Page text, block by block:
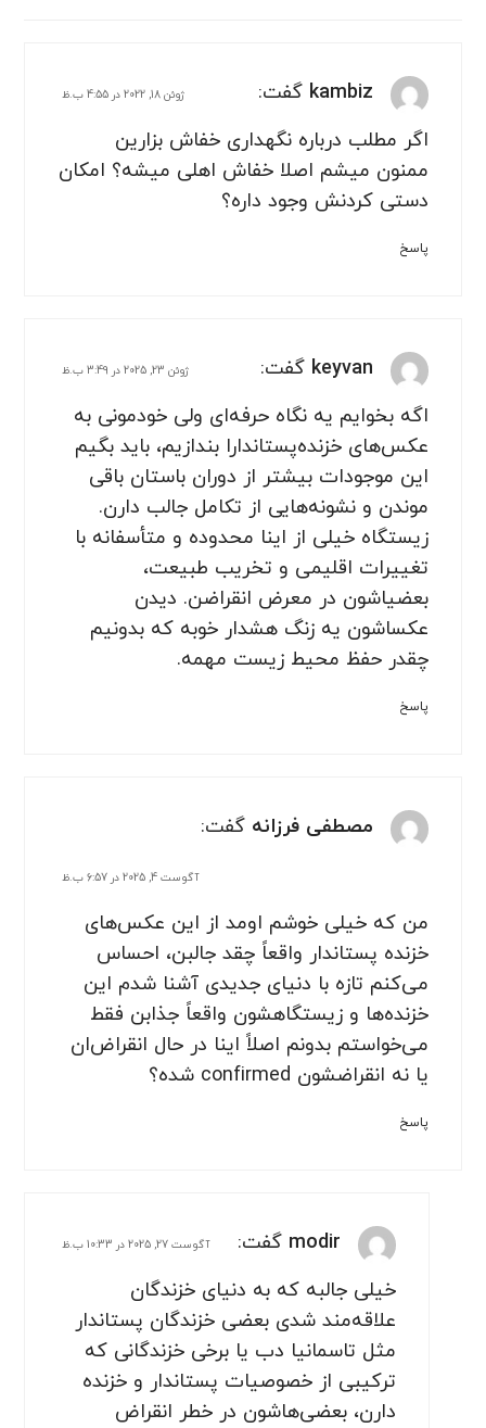
kambiz گفت: ژوئن 18, 2022 در 4:55 ب.ظ
اگر مطلب درباره نگهداری خفاش بزارین
ممنون میشم اصلا خفاش اهلی میشه؟ امکان
دستی کردنش وجود داره؟
پاسخ
keyvan گفت: ژوئن 23, 2025 در 3:49 ب.ظ
اگه بخوایم یه نگاه حرفه‌ای ولی خودمونی به
عکس‌های خزنده‌پستاندارا بندازیم، باید بگیم
این موجودات بیشتر از دوران باستان باقی
موندن و نشونه‌هایی از تکامل جالب دارن.
زیستگاه خیلی از اینا محدوده و متأسفانه با
تغییرات اقلیمی و تخریب طبیعت،
بعضیاشون در معرض انقراضن. دیدن
عکساشون یه زنگ هشدار خوبه که بدونیم
چقدر حفظ محیط زیست مهمه.
پاسخ
مصطفی فرزانه گفت:
آگوست 4, 2025 در 6:57 ب.ظ
من که خیلی خوشم اومد از این عکس‌های
خزنده پستاندار واقعاً چقد جالبن، احساس
می‌کنم تازه با دنیای جدیدی آشنا شدم این
خزنده‌ها و زیستگاهشون واقعاً جذابن فقط
می‌خواستم بدونم اصلاً اینا در حال انقراض‌ان
یا نه انقراضشون confirmed شده؟
پاسخ
modir گفت: آگوست 27, 2025 در 10:33 ب.ظ
خیلی جالبه که به دنیای خزندگان
علاقه‌مند شدی بعضی خزندگان پستاندار
مثل تاسمانیا دب یا برخی خزندگانی که
ترکیبی از خصوصیات پستاندار و خزنده
دارن، بعضی‌هاشون در خطر انقراض